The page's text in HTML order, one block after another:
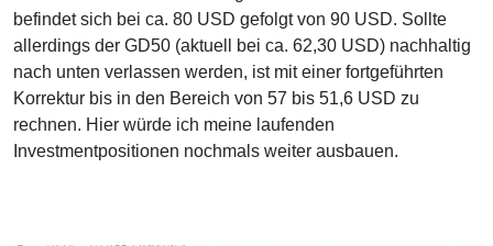
befindet sich bei ca. 80 USD gefolgt von 90 USD. Sollte
allerdings der GD50 (aktuell bei ca. 62,30 USD) nachhaltig
nach unten verlassen werden, ist mit einer fortgeführten
Korrektur bis in den Bereich von 57 bis 51,6 USD zu
rechnen. Hier würde ich meine laufenden
Investmentpositionen nochmals weiter ausbauen.